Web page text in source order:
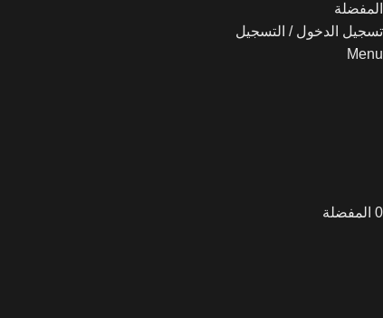
المفضلة
تسجيل الدخول / التسجيل
Menu
0 المفضلة